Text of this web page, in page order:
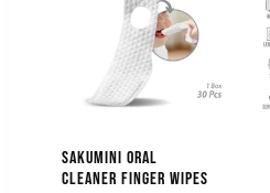
SAKUMINI ORAL
CLEANER FINGER WIPES